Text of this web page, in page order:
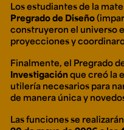
Los estudiantes de la
Pregrado de Diseño
construyeron el universo
proyecciones y
Finalmente, el Pregrado
Investigaciónque creó la
utilería necesarios para
de manera única y
Las funciones se